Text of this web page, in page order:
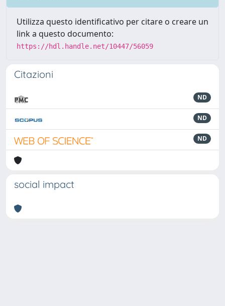
Utilizza questo identificativo per citare o creare un
link a questo documento:
https://hdl.handle.net/10447/56059
Citazioni
ND
ND
ND
social impact